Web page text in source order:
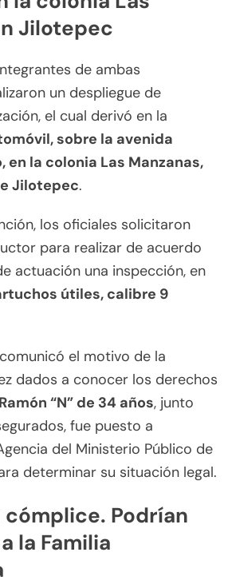
Jilotepec
de ambas
un despliegue de
el cual derivó en la
sobre la avenida
en la colonia Las Manzanas,
Jilotepec.
los oficiales solicitaron
para realizar de acuerdo
actuación una inspección, en
útiles, calibre 9
el motivo de la
dados a conocer los derechos
Ramón “N” de 34 años, junto
fue puesto a
del Ministerio Público de
determinar su situación legal.
cómplice. Podrían
la Familia